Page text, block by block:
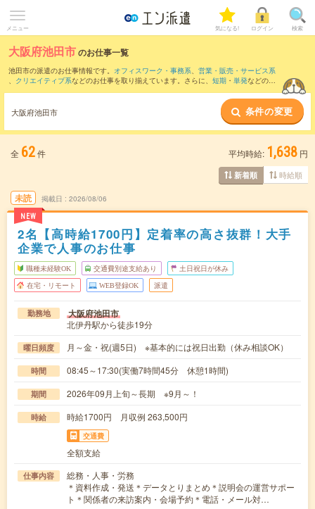
メニュー 気になる! ログイン 検索
大阪府池田市のお仕事一覧
池田市の派遣のお仕事情報です。 オフィスワーク・事務系、 営業・販売・サービス系
、 クリエイティブ系などのお仕事を取り揃えています。さらに、 短期 ・ 単発などの期
また、尼崎市・
など隣接エリアのお仕事もご確認い
ただけます。
大阪府池田市 条件の変更
全 62件 平均時給: 1,638 円
新着順 時給順
未読
NEW
掲載日 2026/08/06
2名【高時給1700円】定着率の高さ抜群！大手
企業で人事のお仕事
職種未経験OK 交通費別途支給あり 土日祝日が休み
在宅・リモート WEB登録OK 派遣
勤務地 大阪府池田市
北伊丹駅から徒歩19分
曜日頻度 月～金・祝(週5日) ※基本的には祝日出勤（休み相談OK）
時間 08:45～17:30(実働7時間45分 休憩1時間)
期間 2026年09月上旬～長期 ※9月～！
時給 時給1700円 月収例 263,500円
交通費
全額支給
仕事内容
総務・人事・労務
＊資料作成・発送＊データとりまとめ＊説明会の運営サポー
ト＊関係者の来訪案内・会場予約＊電話・メール対…